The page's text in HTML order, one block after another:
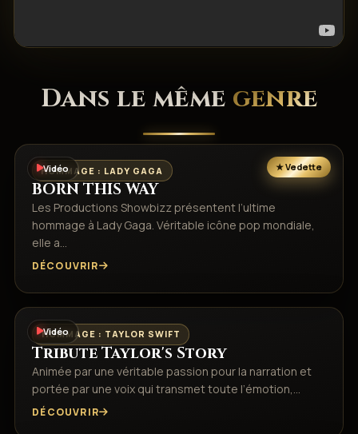
Dans le même genre
Vidéo
HOMMAGE : LADY GAGA
BORN THIS WAY
Les Productions Showbizz présentent l’ultime
hommage à Lady Gaga. Véritable icône pop mondiale,
elle a…
DÉCOUVRIR
Vidéo
HOMMAGE : TAYLOR SWIFT
Tribute Taylor's Story
Animée par une véritable passion pour la narration et
portée par une voix qui transmet toute l’émotion,…
DÉCOUVRIR